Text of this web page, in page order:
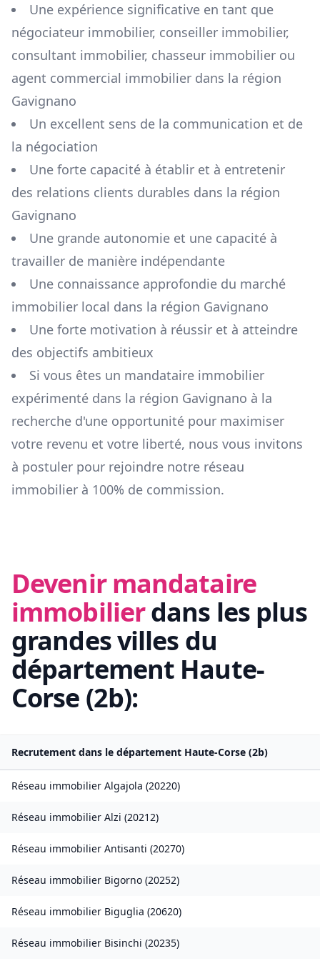
Une expérience significative en tant que
négociateur immobilier, conseiller immobilier,
consultant immobilier, chasseur immobilier ou
agent commercial immobilier dans la région
Gavignano
Un excellent sens de la communication et de
la négociation
Une forte capacité à établir et à entretenir
des relations clients durables dans la région
Gavignano
Une grande autonomie et une capacité à
travailler de manière indépendante
Une connaissance approfondie du marché
immobilier local dans la région Gavignano
Une forte motivation à réussir et à atteindre
des objectifs ambitieux
Si vous êtes un mandataire immobilier
expérimenté dans la région Gavignano à la
recherche d'une opportunité pour maximiser
votre revenu et votre liberté, nous vous invitons
à postuler pour rejoindre notre réseau
immobilier à 100% de commission.
Devenir mandataire
immobilierdans les plus
grandes villes du
département Haute-
Corse (2b):
Recrutement dans le département Haute-Corse (2b)
Réseau immobilier Algajola (20220)
Réseau immobilier Alzi (20212)
Réseau immobilier Antisanti (20270)
Réseau immobilier Bigorno (20252)
Réseau immobilier Biguglia (20620)
Réseau immobilier Bisinchi (20235)